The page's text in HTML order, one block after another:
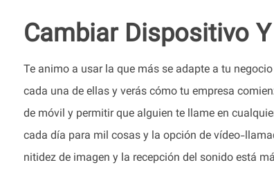
Cambiar Dispositivo
Te animo a usar la que más se adapte a tu
cada una de ellas y verás cómo tu empresa
de móvil y permitir que alguien te llame en
cada día para mil cosas y la opción de vídeo-
nitidez de imagen y la recepción del sonido está